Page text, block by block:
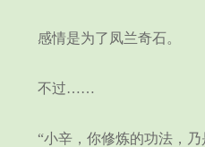
感情是为了凤兰奇石。
不过……
“小辛，你修炼的功法，乃